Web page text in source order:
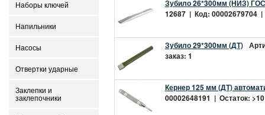
Наборы ключей
Напильники
Насосы
Отвертки ударные
Заклепки и
заклепочники
Зубило 26*300мм (НИЗ)
12687 | Код: 00002679704
Зубило 29*300мм (ДТ)
заказ: 1
Кернер 125 мм (ДТ)
00002648191 | Остаток: